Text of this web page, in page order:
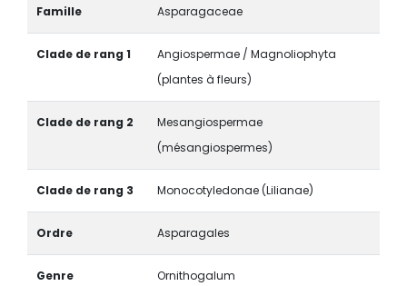
Famille Asparagaceae
Clade de rang 1
Angiospermae / Magnoliophyta
(plantes à fleurs)
Clade de rang 2
Mesangiospermae
(mésangiospermes)
Clade de rang 3 Monocotyledonae (Lilianae)
Ordre Asparagales
Genre Ornithogalum